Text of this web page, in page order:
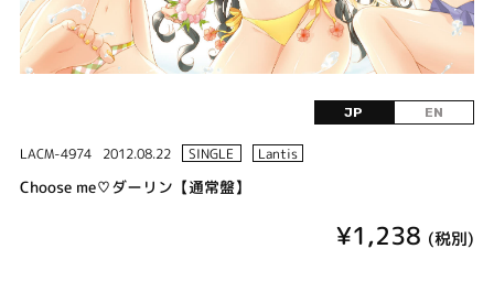
JP EN
LACM-4974 2012.08.22 SINGLE Lantis
Choose me♡ダーリン【通常盤】
¥1,238 (税別)